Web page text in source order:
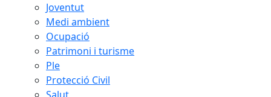
Joventut
Medi ambient
Ocupació
Patrimoni i turisme
Ple
Protecció Civil